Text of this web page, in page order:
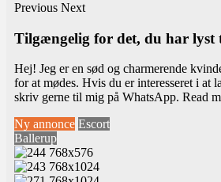
Previous Next
Tilgængelig for det, du har lyst
Hej! Jeg er en sød og charmerende
for at mødes. Hvis du er interesseret i at
skriv gerne til mig på WhatsApp. Read
Ny annonce Escort
Ballerup